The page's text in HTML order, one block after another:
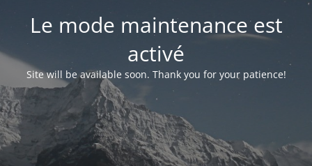
Le mode maintenance est
activé
Site will be available soon. Thank you for your patience!